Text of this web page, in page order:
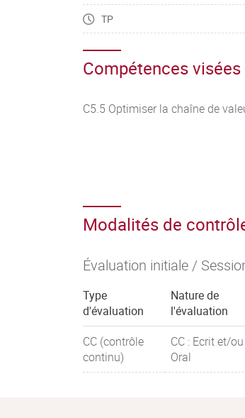
TP
Compétences visées
C5.5 Optimiser la chaîne de
Modalités de
Évaluation initiale /
Type
d'évaluation
Nature de
l'évaluation
CC (contrôle
continu)
CC : Ecrit et/ou
Oral